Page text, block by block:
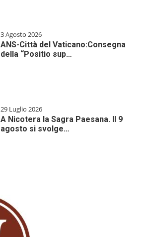
3 Agosto 2026
ANS-Città del Vaticano:Consegna
della “Positio sup…
29 Luglio 2026
A Nicotera la Sagra Paesana. Il 9
agosto si svolge…